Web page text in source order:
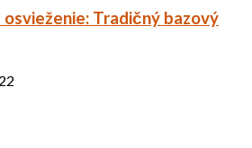
osvieženie: Tradičný bazový